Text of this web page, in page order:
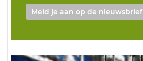
Meld je aan op de nieuwsbrief